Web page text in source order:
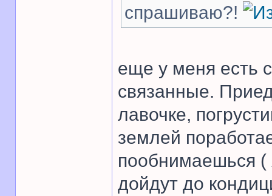
спрашиваю?!
еще у меня есть
связанные.
лавочке,
землей
пообнимаешься (
дойдут до